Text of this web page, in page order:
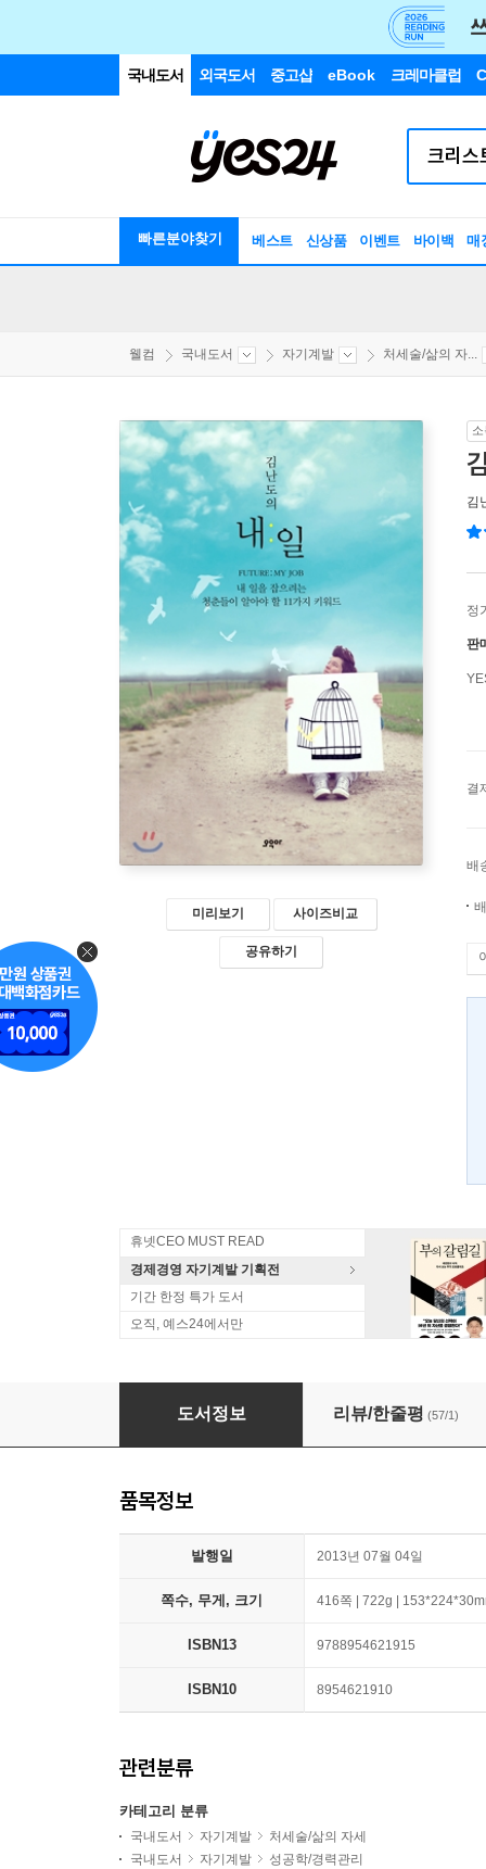
국내도서 외국도서 중고샵 eBook 크레마클럽
빠른분야찾기 베스트 신상품 이벤트 바이백 매
웰컴 국내도서 자기계발 처세술/삶의 자...
미리보기 사이즈비교
공유하기
김
정
판
결
배
휴넷CEO MUST READ
경제경영 자기계발 기획전
기간 한정 특가 도서
오직, 예스24에서만
김난도의 내일
도서정보 리뷰/한줄평 (57/1)
품목정보
발행일 2013년 07월 04일
쪽수, 무게, 크기 416쪽 | 722g |
ISBN13 9788954621915
ISBN10 8954621910
관련분류
카테고리 분류
국내도서 자기계발
처세술/삶의 자세
국내도서
자기계발
성공학/경력관리